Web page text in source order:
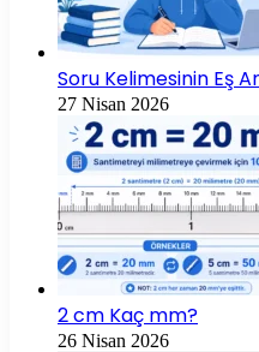
Soru Kelimesinin Eş
27 Nisan 2026
2 cm Kaç mm?
26 Nisan 2026